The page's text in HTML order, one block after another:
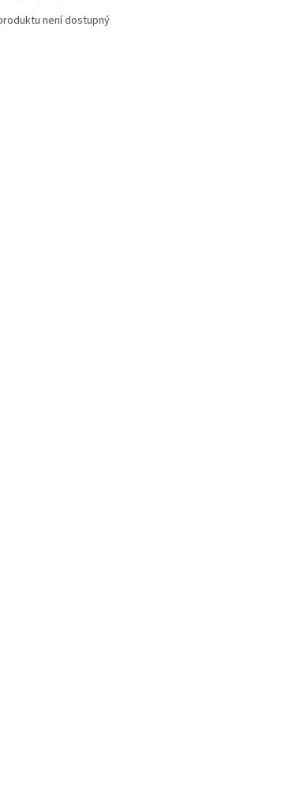
není dostupný